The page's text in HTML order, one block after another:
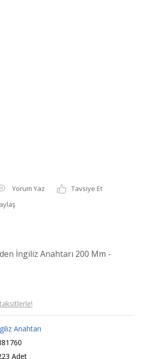
Yorum Yaz
Tavsiye Et
İngiliz Anahtarı 200 Mm -
Anahtarı
Adet